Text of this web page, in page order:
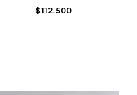
$112.500